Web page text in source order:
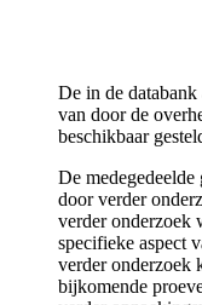
De in de
van door de
beschikbaar
De medegedeelde
door verder
verder onderzoek
specifieke aspect
verder onderzoek
bijkomende